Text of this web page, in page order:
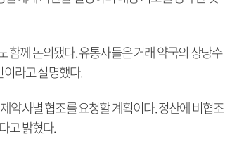
함께 논의됐다. 유통사들은 거래 약국의 상당수
이라고 설명했다.
약사별 협조를 요청할 계획이다. 정산에 비협조
고 밝혔다.